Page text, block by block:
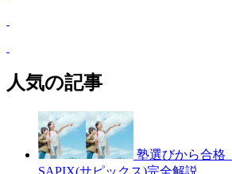
人気の記事
塾選びから合格